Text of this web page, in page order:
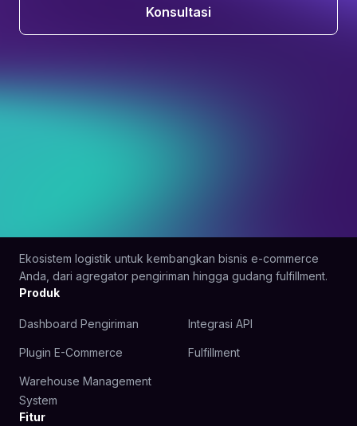
Konsultasi
Ekosistem logistik untuk kembangkan bisnis e-commerce
Anda, dari agregator pengiriman hingga gudang fulfillment.
Produk
Dashboard Pengiriman Integrasi API
Plugin E-Commerce Fulfillment
Warehouse Management
System
Fitur